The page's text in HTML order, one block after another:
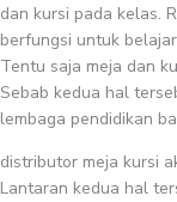
dan kursi pada kelas.
berfungsi untuk
Tentu saja meja dan
Sebab kedua hal
lembaga pendidikan
distributor meja kursi
Lantaran kedua hal